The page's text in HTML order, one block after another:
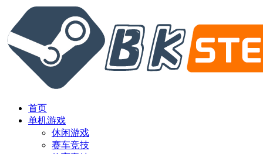
首页
单机游戏
休闲游戏
赛车竞技